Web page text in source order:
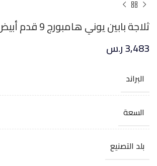
ثلاجة بابين يوني هامبورج 9 قدم أبيض
3,483ر.س
البراند
السعة
بلد التصنيع